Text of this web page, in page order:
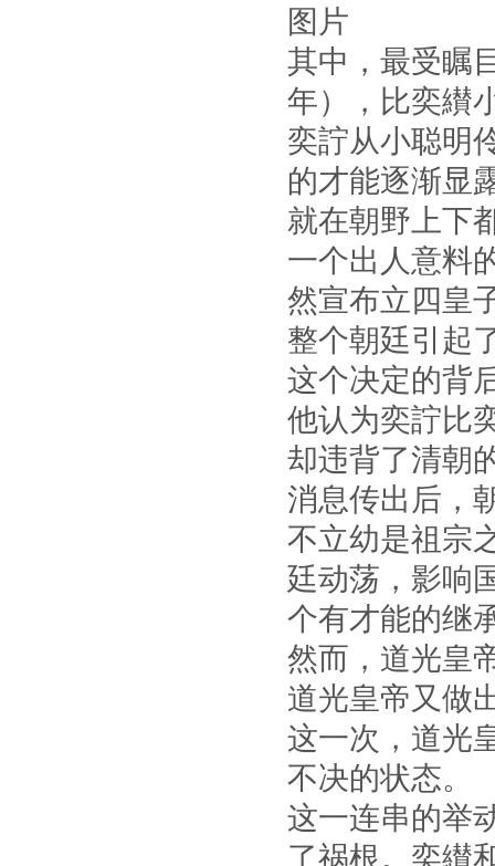
图片
其中，最受瞩
年），比奕纉
奕詝从小聪明
的才能逐渐显
就在朝野上下
一个出人意料
然宣布立四皇
整个朝廷引起
这个决定的背
他认为奕詝比
却违背了清朝
消息传出后，
不立幼是祖宗
廷动荡，影响
个有才能的继
然而，道光皇
道光皇帝又做
这一次，道光
不决的状态。
这一连串的举
了祸根。奕纉